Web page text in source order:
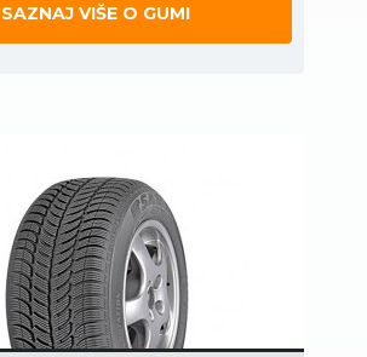
SAZNAJ VIŠE O GUMI